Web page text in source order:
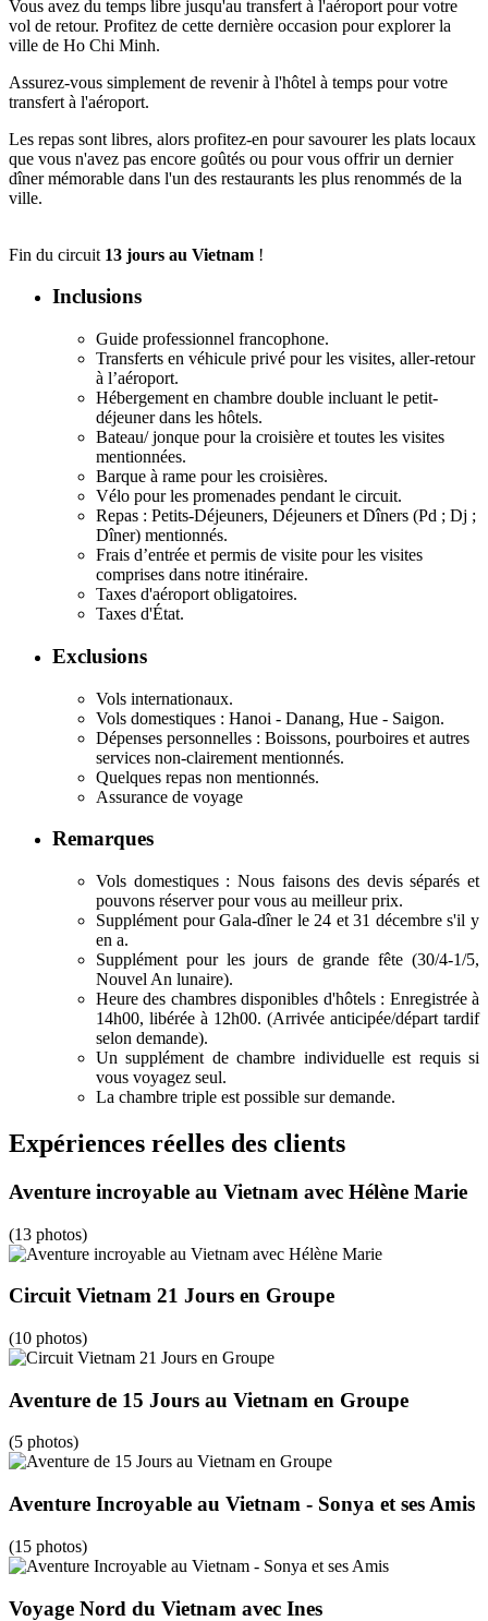
Vous avez du temps libre jusqu'au transfert à l'aéroport pour votre
vol de retour. Profitez de cette dernière occasion pour explorer la
ville de Ho Chi Minh.
Assurez-vous simplement de revenir à l'hôtel à temps pour votre
transfert à l'aéroport.
Les repas sont libres, alors profitez-en pour savourer les plats locaux
que vous n'avez pas encore goûtés ou pour vous offrir un dernier
dîner mémorable dans l'un des restaurants les plus renommés de la
ville.
Fin du circuit 13 jours au Vietnam !
Inclusions
Guide professionnel francophone.
Transferts en véhicule privé pour les visites, aller-retour
à l’aéroport.
Hébergement en chambre double incluant le petit-
déjeuner dans les hôtels.
Bateau/ jonque pour la croisière et toutes les visites
mentionnées.
Barque à rame pour les croisières.
Vélo pour les promenades pendant le circuit.
Repas : Petits-Déjeuners, Déjeuners et Dîners (Pd ; Dj ;
Dîner) mentionnés.
Frais d’entrée et permis de visite pour les visites
comprises dans notre itinéraire.
Taxes d'aéroport obligatoires.
Taxes d'État.
Exclusions
Vols internationaux.
Vols domestiques : Hanoi - Danang, Hue - Saigon.
Dépenses personnelles : Boissons, pourboires et autres
services non-clairement mentionnés.
Quelques repas non mentionnés.
Assurance de voyage
Remarques
Vols domestiques : Nous faisons des devis séparés et
pouvons réserver pour vous au meilleur prix.
Supplément pour Gala-dîner le 24 et 31 décembre s'il y
en a.
Supplément pour les jours de grande fête (30/4-1/5,
Nouvel An lunaire).
Heure des chambres disponibles d'hôtels : Enregistrée à
14h00, libérée à 12h00. (Arrivée anticipée/départ tardif
selon demande).
Un supplément de chambre individuelle est requis si
vous voyagez seul.
La chambre triple est possible sur demande.
Expériences réelles des clients
Aventure incroyable au Vietnam avec Hélène Marie
(13 photos)
Circuit Vietnam 21 Jours en Groupe
(10 photos)
Aventure de 15 Jours au Vietnam en Groupe
(5 photos)
Aventure Incroyable au Vietnam - Sonya et ses Amis
(15 photos)
Voyage Nord du Vietnam avec Ines